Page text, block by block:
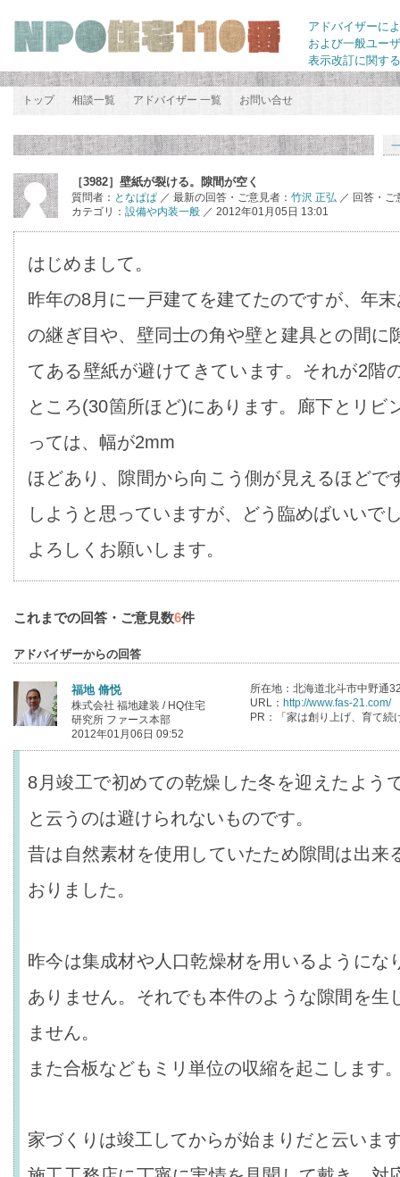
アドバイザーに
および一般ユー
表示改訂に関す
トップ 相談一覧 アドバイザー 一覧 お問い合せ
［3982］壁紙が裂ける。隙間が空く
質問者： となぱぱ ／ 最新の回答・ご意見者： 竹沢 正弘 ／ 回答・
カテゴリ： 設備や内装一般 ／ 2012年01月05日 13:01
はじめまして。
昨年の8月に一戸建てを建てたのですが、年
の継ぎ目や、壁同士の角や壁と建具との間に
てある壁紙が避けてきています。それが2階
ところ(30箇所ほど)にあります。廊下とリビ
っては、幅が2mm
ほどあり、隙間から向こう側が見えるほどで
しようと思っていますが、どう臨めばいいで
よろしくお願いします。
これまでの回答・ご意見数6件
アドバイザーからの回答
福地 脩悦
株式会社 福地建装 / HQ住宅
研究所 ファース本部
2012年01月06日 09:52
所在地：北海道北斗市中野通
URL： http://www.fas-21.com/
PR：「家は創り上げ、育て
8月竣工で初めての乾燥した冬を迎えたよう
と云うのは避けられないものです。
昔は自然素材を使用していたため隙間は出来
おりました。
昨今は集成材や人口乾燥材を用いるようにな
ありません。それでも本件のような隙間を生
ません。
また合板などもミリ単位の収縮を起こします
家づくりは竣工してからが始まりだと云いま